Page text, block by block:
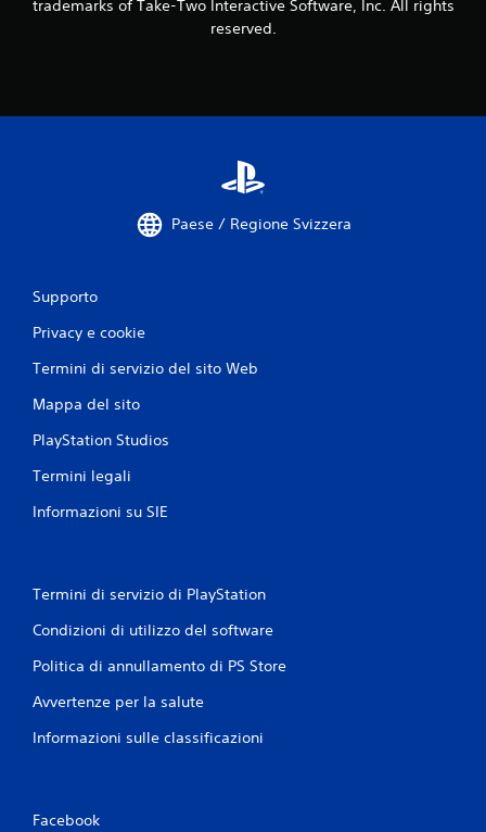
u
trademarks of Take-Two Interactive Software, Inc. All rights
reserved.
Paese / Regione Svizzera
Supporto
Privacy e cookie
Termini di servizio del sito Web
Mappa del sito
PlayStation Studios
Termini legali
Informazioni su SIE
Termini di servizio di PlayStation
Condizioni di utilizzo del software
Politica di annullamento di PS Store
Avvertenze per la salute
Informazioni sulle classificazioni
Facebook